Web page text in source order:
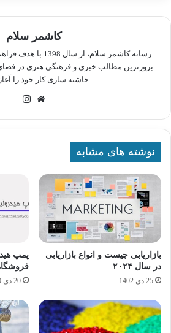
کاشمر سلام
رسانه کاشمر سلام،
بروزترین مطالب خبری و فرهنگی هنری در
حاشیه سازی کار خود را
وبسایت
نوشته های مشابه
بازاریابی چیست و انواع بازاریابی
در سال ۲۰۲۴
25 دی 1402
پمپ
20 دی 1400